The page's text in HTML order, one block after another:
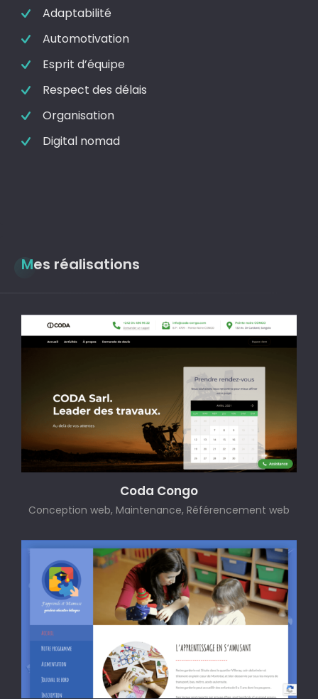
Adaptabilité
Automotivation
Esprit d’équipe
Respect des délais
Organisation
Digital nomad
Mes réalisations
Coda Congo
Conception web, Maintenance, Référencement web